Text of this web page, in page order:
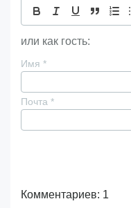
или как гость:
Имя *
Почта *
Комментариев: 1